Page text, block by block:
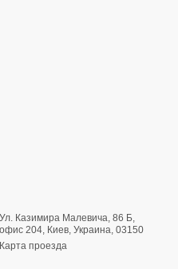
Ул. Казимира Малевича, 86 Б,
офис 204, Киев, Украина, 03150
Карта проезда